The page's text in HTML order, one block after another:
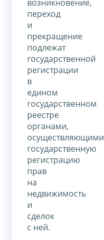
возникновение,
переход
и
прекращение
подлежат
государственной
регистрации
в
едином
государственном
реестре
органами,
осуществляющими
государственную
регистрацию
прав
на
недвижимость
и
сделок
с ней.